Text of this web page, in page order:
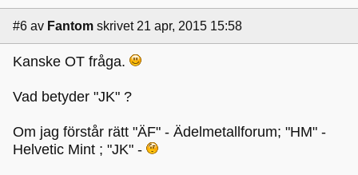
#6 av Fantom skrivet 21 apr, 2015 15:58
Kanske OT fråga.
Vad betyder "JK" ?
Om jag förstår rätt "ÄF" - Ädelmetallforum; "HM" -
Helvetic Mint ; "JK" -